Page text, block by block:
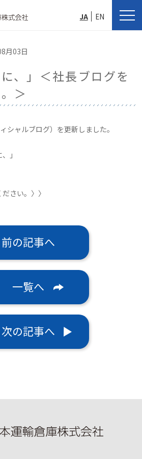
JA EN
月03日
に、」＜社長ブログを
＞
シャルブログ）を更新しました。
」
さい。〉〉
前の記事へ
一覧へ
次の記事へ